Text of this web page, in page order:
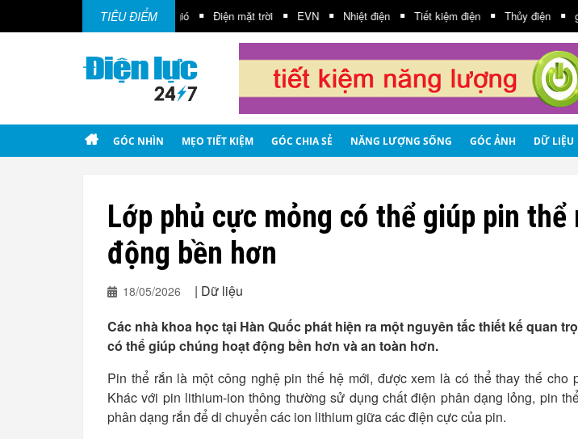
TIÊU ĐIỂM
Điện gió Điện mặt trời EVN Nhiệt điện Tiết kiệm điện Thủy điện giá điện
GÓC NHÌN MẸO TIẾT KIỆM GÓC CHIA SẺ NĂNG LƯỢNG SỐNG GÓC ẢNH DỮ LIỆU
Lớp phủ cực mỏng có thể giúp pin thể
động bền hơn
18/05/2026 | Dữ liệu
Các nhà khoa học tại Hàn Quốc phát hiện ra một nguyên tắc thiết kế quan
có thể giúp chúng hoạt động bền hơn và an toàn hơn.
Pin thể rắn là một công nghệ pin thế hệ mới, được xem là có thể thay thế cho
Khác với pin lithium-ion thông thường sử dụng chất điện phân dạng lỏng, pin
phân dạng rắn để di chuyển các ion lithium giữa các điện cực của pin.